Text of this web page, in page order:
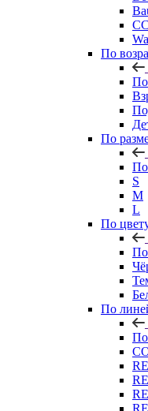
По
По
По
По
S
M
L
По
По
По
По